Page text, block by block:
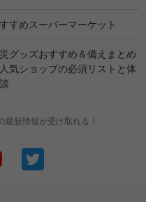
すめスーパーマーケット
グッズおすすめ＆備えまとめ
人気ショップの必須リストと体
最新情報が受け取れる！